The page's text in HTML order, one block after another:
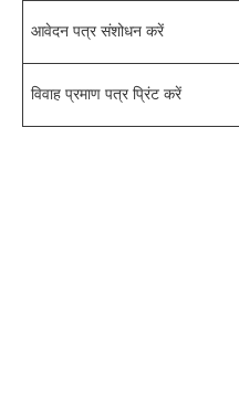
आवेदन पत्र संशोधन करें
विवाह प्रमाण पत्र प्रिंट करें